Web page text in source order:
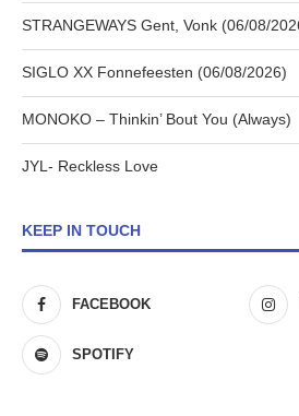
STRANGEWAYS Gent, Vonk (06/08/
SIGLO XX Fonnefeesten (06/08/2026)
MONOKO – Thinkin’ Bout You (Always)
JYL- Reckless Love
KEEP IN TOUCH
FACEBOOK
SPOTIFY